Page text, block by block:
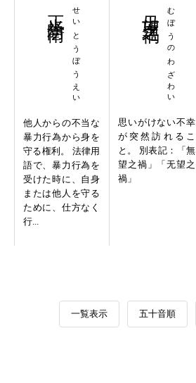
せいとうぼうえい
他人からの不当な
暴力行為から身を
守る権利。 法律用
語で、暴力行為を
受けた時に、自身
または他人を守る
ために、仕方なく
行...
むぼうのわざわい
思いがけない不幸
が突然訪れるこ
と。 別表記：「無
望之禍」「无望之
禍」
一覧表示 五十音順